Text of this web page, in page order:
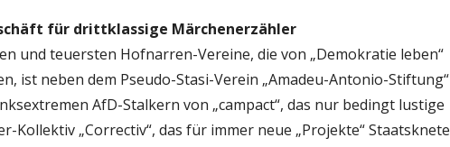
für drittklassige Märchenerzähler
und teuersten Hofnarren-Vereine, die von „Demokratie leben“
ist neben dem Pseudo-Stasi-Verein „Amadeu-Antonio-Stiftung“
AfD-Stalkern von „campact“, das nur bedingt lustige
Kollektiv „Correctiv“, das für immer neue „Projekte“ Staatsknete